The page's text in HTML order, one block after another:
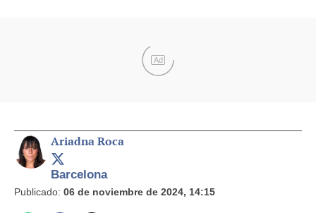
Ad
Ariadna Roca
Barcelona
Publicado: 06 de noviembre de 2024, 14:15